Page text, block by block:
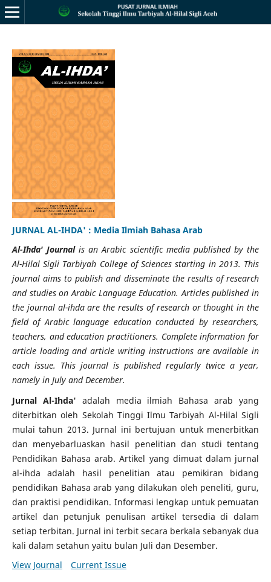
JURNAL AL-IHDA' : Media Ilmiah Bahasa Arab
Al-Ihda' Journalis an Arabic scientific media published by the
Al-Hilal Sigli Tarbiyah College of Sciences starting in 2013. This
journal aims to publish and disseminate the results of research
and studies on Arabic Language Education. Articles published in
the journal al-ihda are the results of research or thought in the
field of Arabic language education conducted by researchers,
teachers, and education practitioners. Complete information for
article loading and article writing instructions are available in
each issue. This journal is published regularly twice a year,
namely in July and December.
Jurnal Al-Ihda' adalah media ilmiah Bahasa arab yang
diterbitkan oleh Sekolah Tinggi Ilmu Tarbiyah Al-Hilal Sigli
mulai tahun 2013. Jurnal ini bertujuan untuk menerbitkan
dan menyebarluaskan hasil penelitian dan studi tentang
Pendidikan Bahasa arab. Artikel yang dimuat dalam jurnal
al-ihda adalah hasil penelitian atau pemikiran bidang
pendidikan Bahasa arab yang dilakukan oleh peneliti, guru,
dan praktisi pendidikan. Informasi lengkap untuk pemuatan
artikel dan petunjuk penulisan artikel tersedia di dalam
setiap terbitan. Jurnal ini terbit secara berkala sebanyak dua
kali dalam setahun yaitu bulan Juli dan Desember.
View Journal
Current Issue